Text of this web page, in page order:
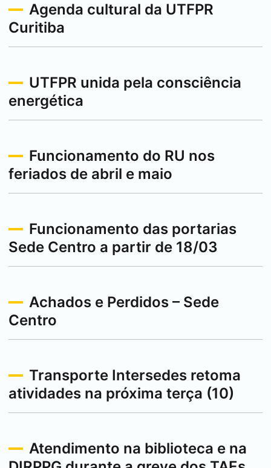
Agenda cultural da UTFPR
Curitiba
UTFPR unida pela consciência
energética
Funcionamento do RU nos
feriados de abril e maio
Funcionamento das portarias
Sede Centro a partir de 18/03
Achados e Perdidos – Sede
Centro
Transporte Intersedes retoma
atividades na próxima terça (10)
Atendimento na biblioteca e na